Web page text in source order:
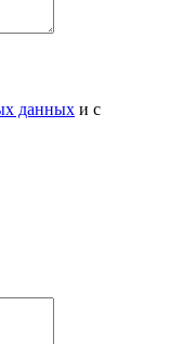
данных и с